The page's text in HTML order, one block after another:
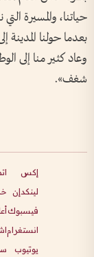
حياتنا، والمسيرة
بعدما حولنا المدينة
وعاد كثير منا إلى
شغف».
إكس
لينكدإن
فيسبوك
انستغرام
يوتيوب